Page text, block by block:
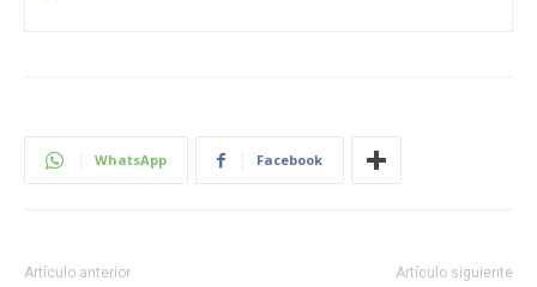
WhatsApp Facebook
Artículo anterior Artículo siguiente